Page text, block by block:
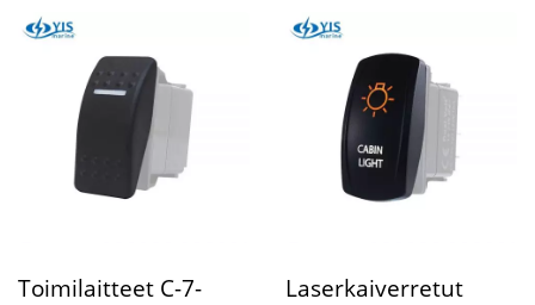
Toimilaitteet C-7-
Laserkaiverretut